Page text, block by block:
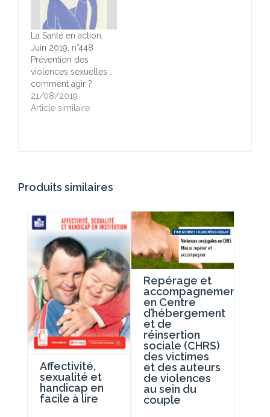
La Santé en action,
Juin 2019, n°448
Prévention des
violences sexuelles :
comment agir ?
21/08/2019
Article similaire
Produits similaires
Affectivité,
sexualité et
handicap en
facile à lire
Repérage et
accompagnement
en Centre
d’hébergement
et de
réinsertion
sociale (CHRS)
des victimes
et des auteurs
de violences
au sein du
couple